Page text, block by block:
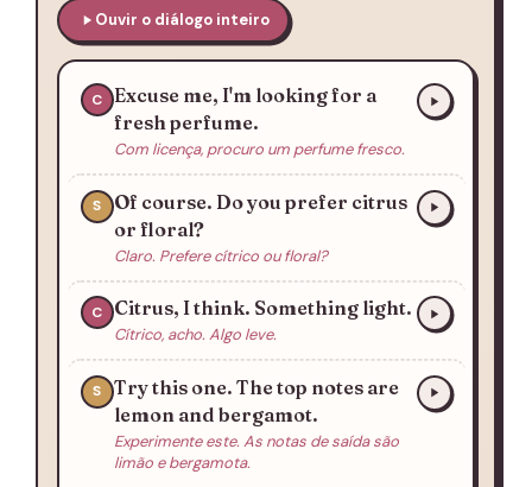
Ouvir o diálogo inteiro
C Excuse me, I'm looking for a
fresh perfume.
Com licença, procuro um perfume fresco.
S
Of course. Do you prefer citrus
or floral?
Claro. Prefere cítrico ou floral?
C Citrus, I think. Something light.
Cítrico, acho. Algo leve.
S
Try this one. The top notes are
lemon and bergamot.
Experimente este. As notas de saída são
limão e bergamota.